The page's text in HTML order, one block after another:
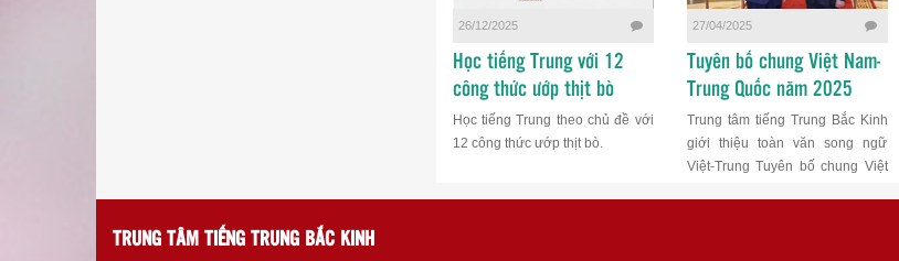
26/12/2025
Học tiếng Trung với 12
công thức ướp thịt bò
Học tiếng Trung theo chủ đề với
12 công thức ướp thịt bò.
27/04/2025
Tuyên bố chung Việt Nam-
Trung Quốc năm 2025
Trung tâm tiếng Trung Bắc Kinh
giới thiệu toàn văn song ngữ
Việt-Trung Tuyên bố chung Việt
TRUNG TÂM TIẾNG TRUNG BẮC KINH